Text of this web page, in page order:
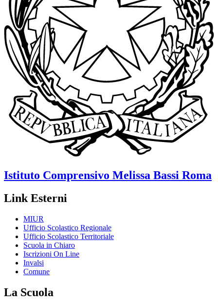
Istituto Comprensivo Melissa Bassi Roma
Link Esterni
MIUR
Ufficio Scolastico Regionale
Ufficio Scolastico Territoriale
Scuola in Chiaro
Iscrizioni On Line
Invalsi
Comune
La Scuola